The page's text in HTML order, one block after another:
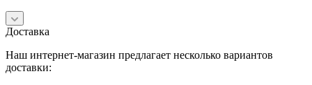
Доставка
Наш интернет-магазин предлагает несколько вариантов
доставки: